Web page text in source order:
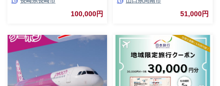
光 旅行 旅行券 長崎県 長崎市
100,000円 51,000円